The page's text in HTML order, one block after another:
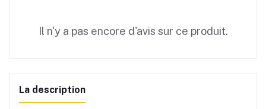
Il n'y a pas encore d'avis sur ce produit.
La description